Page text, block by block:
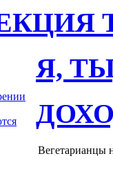
Я,
Вегетарианцы